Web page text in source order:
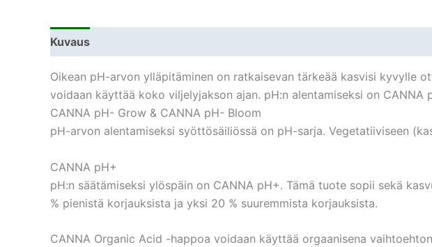
Kuvaus
Oikean pH-arvon ylläpitäminen on ratkaisevan tärkeää kasvisi kyvylle
voidaan käyttää koko viljelyjakson ajan. pH:n alentamiseksi on
CANNA pH- Grow & CANNA pH- Bloom
pH-arvon alentamiseksi syöttösäiliössä on pH-sarja. Vegetatiiviseen
CANNA pH+
pH:n säätämiseksi ylöspäin on CANNA pH+. Tämä tuote sopii sekä
% pienistä korjauksista ja yksi 20 % suuremmista korjauksista.
CANNA Organic Acid -happoa voidaan käyttää orgaanisena